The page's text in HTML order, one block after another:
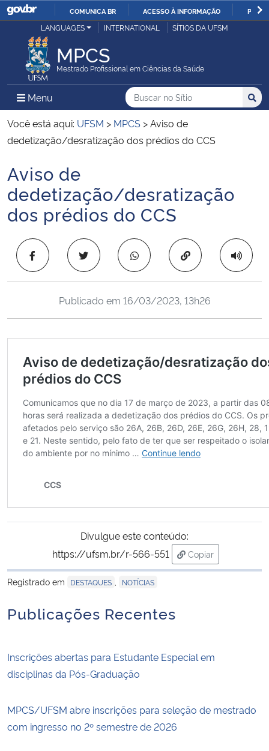
IR
COMUNICA BR ACESSO À INFORMAÇÃO
Ministério da Justiça e Segurança Pública
Ministério da Defesa
Ministério das Relações Exteriores
Ministério da Infraestrutura
Ministério da Agricultura, Pecuária e Abastecimento
Ministério da Educação
Ministério da Ciência, Tecnologia, Inovações e Comunicações
Ministério do Meio Ambiente
Ministério do Turismo
Ministério da Mulher, da Família e dos Direitos Humanos
Advocacia-Geral da União
Planalto
LANGUAGES INTERNATIONAL SÍTIOS DA UFSM
MPCS
Mestrado Profissional em Ciências da Saúde
Menu Menu Principal do Sítio
Busca
Buscar no no Sítio
Busca:
Você está aqui: UFSM > MPCS >Aviso de
dedetização/desratização dos prédios do CCS
Início do conteúdo
Aviso de
dedetização/desratização
dos prédios do CCS
Copiar para área
Publicado em 16/03/2023, 13h26
Divulgue este conteúdo:
https://ufsm.br/r-566-551
Copiar
para área de
Registrado em
DESTAQUES NOTÍCIAS
Publicações Recentes
Inscrições abertas para Estudante Especial em
disciplinas da Pós-Graduação
MPCS/UFSM abre inscrições para seleção de mestrado
com ingresso no 2º semestre de 2026